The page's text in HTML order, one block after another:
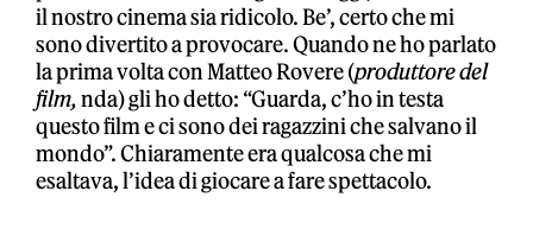
il nostro cinema sia ridicolo. Be’, certo che mi
sono divertito a provocare. Quando ne ho parlato
la prima volta con Matteo Rovere (produttore del
film,nda) gli ho detto: “Guarda, c’ho in testa
questo film e ci sono dei ragazzini che salvano il
mondo”. Chiaramente era qualcosa che mi
esaltava, l’idea di giocare a fare spettacolo.